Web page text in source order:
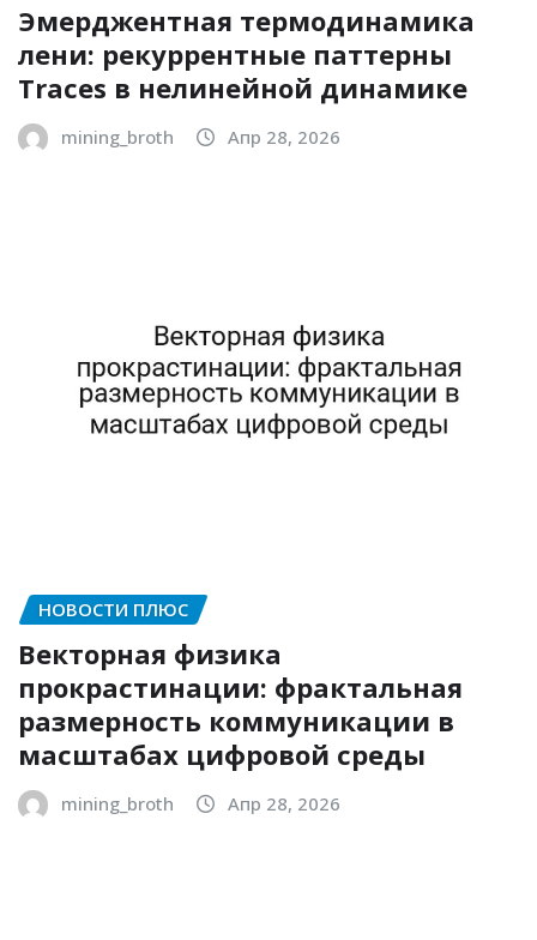
Эмерджентная термодинамика
лени: рекуррентные паттерны
Traces в нелинейной динамике
mining_broth Апр 28, 2026
НОВОСТИ ПЛЮС
Векторная физика
прокрастинации: фрактальная
размерность коммуникации в
масштабах цифровой среды
mining_broth Апр 28, 2026